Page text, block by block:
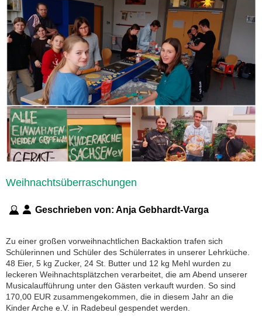
Weihnachtsüberraschungen
Geschrieben von: Anja Gebhardt-Varga
Zu einer großen vorweihnachtlichen Backaktion trafen sich
Schülerinnen und Schüler des Schülerrates in unserer Lehrküche.
48 Eier, 5 kg Zucker, 24 St. Butter und 12 kg Mehl wurden zu
leckeren Weihnachtsplätzchen verarbeitet, die am Abend unserer
Musicalaufführung unter den Gästen verkauft wurden. So sind
170,00 EUR zusammengekommen, die in diesem Jahr an die
Kinder Arche e.V. in Radebeul gespendet werden.